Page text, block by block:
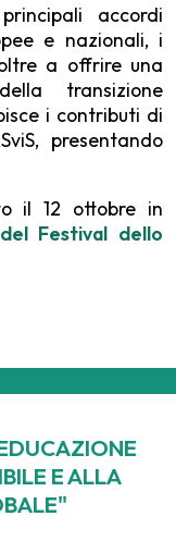
accordi
e nazionali, i
a offrire una
transizione
i contributi di
presentando
il 12 ottobre in
Festival dello
E ALLA